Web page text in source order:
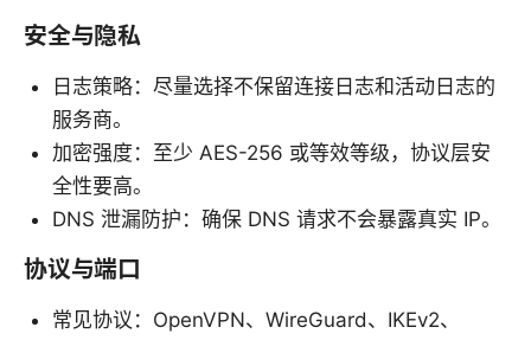
安全与隐私
日志策略：尽量选择不保留连接日志和活动日志的
服务商。
加密强度：至少 AES-256 或等效等级，协议层安
全性要高。
DNS 泄漏防护：确保 DNS 请求不会暴露真实 IP。
协议与端口
常见协议：OpenVPN、WireGuard、IKEv2、